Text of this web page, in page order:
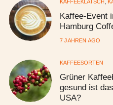
KAFFEEKLATSCH
Kaffee-Event
Hamburg
7 JAHREN AGO
KAFFEESORTEN
Grüner
gesund ist
USA?